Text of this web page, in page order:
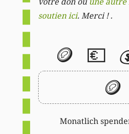
soutien ici. Merci ! .
🪙 💶
🪙
Monatlich